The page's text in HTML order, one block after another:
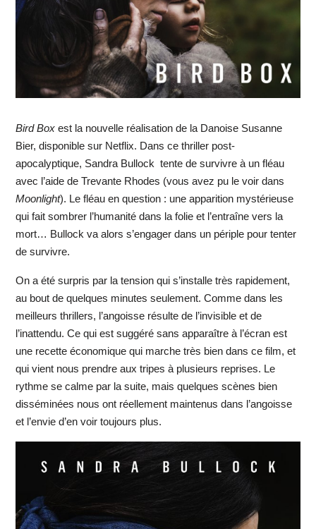
Bird Boxest la nouvelle réalisation de la Danoise Susanne
Bier, disponible sur Netflix. Dans ce thriller post-
apocalyptique, Sandra Bullock tente de survivre à un fléau
avec l’aide de Trevante Rhodes (vous avez pu le voir dans
Moonlight). Le fléau en question : une apparition mystérieuse
qui fait sombrer l’humanité dans la folie et l’entraîne vers la
mort… Bullock va alors s’engager dans un périple pour tenter
de survivre.
On a été surpris par la tension qui s’installe très rapidement,
au bout de quelques minutes seulement. Comme dans les
meilleurs thrillers, l’angoisse résulte de l’invisible et de
l’inattendu. Ce qui est suggéré sans apparaître à l’écran est
une recette économique qui marche très bien dans ce film, et
qui vient nous prendre aux tripes à plusieurs reprises. Le
rythme se calme par la suite, mais quelques scènes bien
disséminées nous ont réellement maintenus dans l’angoisse
et l’envie d’en voir toujours plus.